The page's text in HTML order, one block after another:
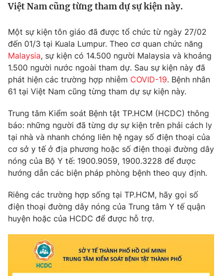
Tin tức
Câu chuyện quốc tế
Kinh tế
Tài chính
Thị trường
Góc doanh nghiệp
Dữ liệu và đời sống
Truyền hình
Phim VTV
Hậu trường
Nhân vật
Khán giả
Giải sao mai
Điện ảnh
Âm nhạc
Sao
Đời sống
Du lịch
Làm đẹp
Chất lượng cuộc sống
Giáo dục
Tuyển sinh
Học trực tuyến
Hitech Công nghệ tương lai
Thị trường
Giao lưu trực tuyến
Lịch phát sóng
Việt Nam cũng từng tham dự sự kiện này.
Một sự kiện tôn giáo đã được tổ chức từ ngày 27/02
đến 01/3 tại Kuala Lumpur. Theo cơ quan chức năng
Malaysia, sự kiện có 14.500 người Malaysia và khoảng
1.500 người nước ngoài tham dự. Sau sự kiện này đã
phát hiện các trường hợp nhiễm COVID-19. Bệnh nhân
61 tại Việt Nam cũng từng tham dự sự kiện này.
Trung tâm Kiểm soát Bệnh tật TP.HCM (HCDC) thông
báo: những người đã từng dự sự kiện trên phải cách ly
tại nhà và nhanh chóng liên hệ ngay số điện thoại của
cơ sở y tế ở địa phương hoặc số điện thoại đường dây
nóng của Bộ Y tế: 1900.9059, 1900.3228 để được
hướng dẫn các biện pháp phòng bệnh theo quy định.
Riêng các trường hợp sống tại TP.HCM, hãy gọi số
điện thoại đường dây nóng của Trung tâm Y tế quận
huyện hoặc của HCDC để được hỗ trợ.